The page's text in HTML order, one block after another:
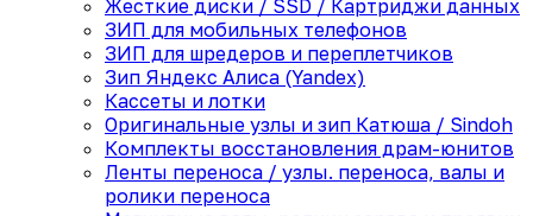
Жесткие диски / SSD / Картриджи данных
ЗИП для мобильных телефонов
ЗИП для шредеров и переплетчиков
Зип Яндекс Алиса (Yandex)
Кассеты и лотки
Оригинальные узлы и зип Катюша / Sindoh
Комплекты восстановления драм-юнитов
Ленты переноса / узлы. переноса, валы и
ролики переноса